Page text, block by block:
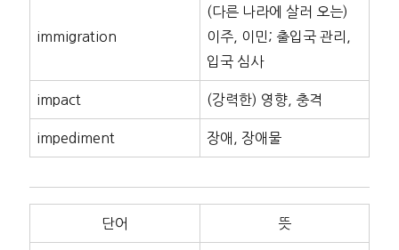
immigration
(다른 나라에 살러 오는)
이주, 이민; 출입국 관리,
입국 심사
impact (강력한) 영향, 충격
impediment 장애, 장애물
단어 뜻